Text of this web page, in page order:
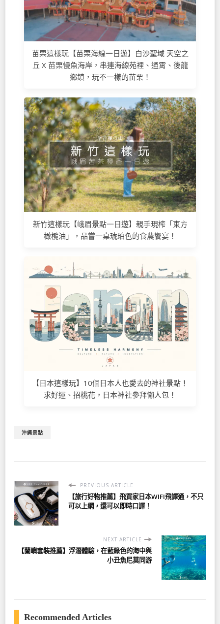
苗栗這樣玩【苗栗海線一日遊】白沙聖域 天空之
丘 X 苗栗慢魚海岸，串連海線苑裡、通霄、後龍
鄉鎮，玩不一樣的苗栗！
新竹這樣玩【峨眉景點一日遊】親手現榨「東方
橄欖油」，品嘗一桌琥珀色的食農饗宴！
【日本這樣玩】10個日本人也愛去的神社景點！
求好運、招桃花，日本神社參拜懶人包！
沖繩景點
PREVIOUS ARTICLE
【旅行好物推薦】飛買家日本WIFI飛譯通，不只
可以上網，還可以即時口譯！
NEXT ARTICLE
【蘭嶼套裝推薦】浮潛體驗，在藍綠色的海中與
小丑魚尼莫同游
Recommended Articles